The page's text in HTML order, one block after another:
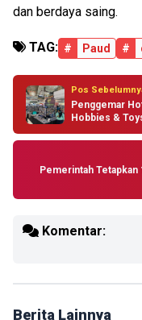
dan berdaya saing.
TAG: # Paud #
Pos
Penggemar
Hobbies &
Pemerintah Tetapkan
Komentar:
Berita Lainnya